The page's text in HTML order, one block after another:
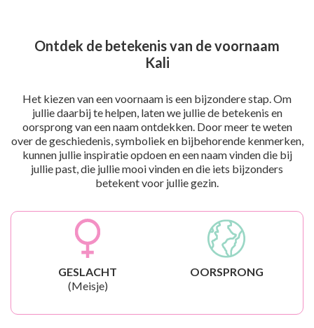
Ontdek de betekenis van de voornaam
Kali
Het kiezen van een voornaam is een bijzondere stap. Om
jullie daarbij te helpen, laten we jullie de betekenis en
oorsprong van een naam ontdekken. Door meer te weten
over de geschiedenis, symboliek en bijbehorende kenmerken,
kunnen jullie inspiratie opdoen en een naam vinden die bij
jullie past, die jullie mooi vinden en die iets bijzonders
betekent voor jullie gezin.
GESLACHT
(Meisje)
OORSPRONG